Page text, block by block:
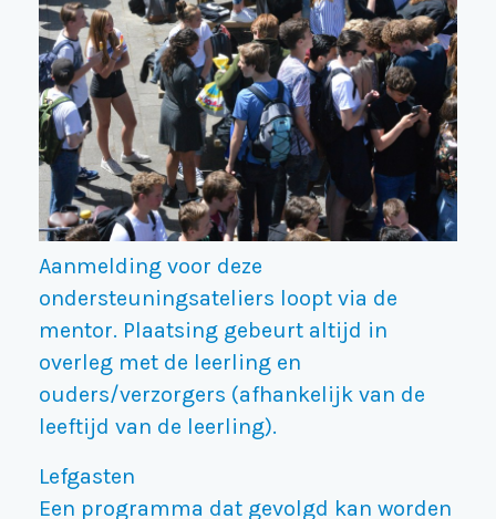
Aanmelding voor deze
ondersteuningsateliers loopt via de
mentor. Plaatsing gebeurt altijd in
overleg met de leerling en
ouders/verzorgers (afhankelijk van de
leeftijd van de leerling).
Lefgasten
Een programma dat gevolgd kan worden